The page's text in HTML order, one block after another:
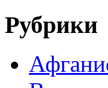
Рубрики